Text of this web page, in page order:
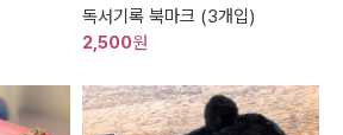
독서기록 북마크 (3개입)
2,500원